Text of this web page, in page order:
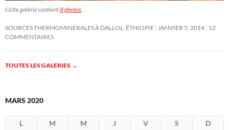
Cette galerie contient8 photos
SOURCES THERMOMINÉRALES À DALLOL, ÉTHIOPIE JANVIER 5, 2014 12
COMMENTAIRES
TOUTES LES GALERIES →
MARS 2020
L M M J V S
D